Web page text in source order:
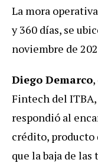
La mora
y 360 días, se
noviembre de
Diego Demarco
Fintech del
respondió al
crédito, producto
que la baja de las